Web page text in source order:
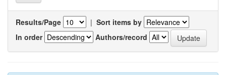
Results/Page | Sort items by
In order
Authors/record